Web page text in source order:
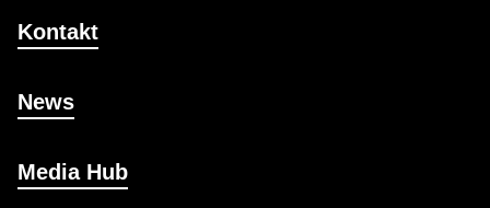
Kontakt
News
Media Hub